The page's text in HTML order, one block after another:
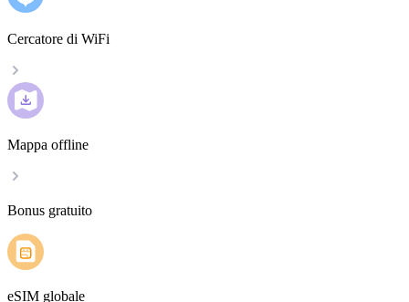
Cercatore di WiFi
Mappa offline
Bonus gratuito
eSIM globale